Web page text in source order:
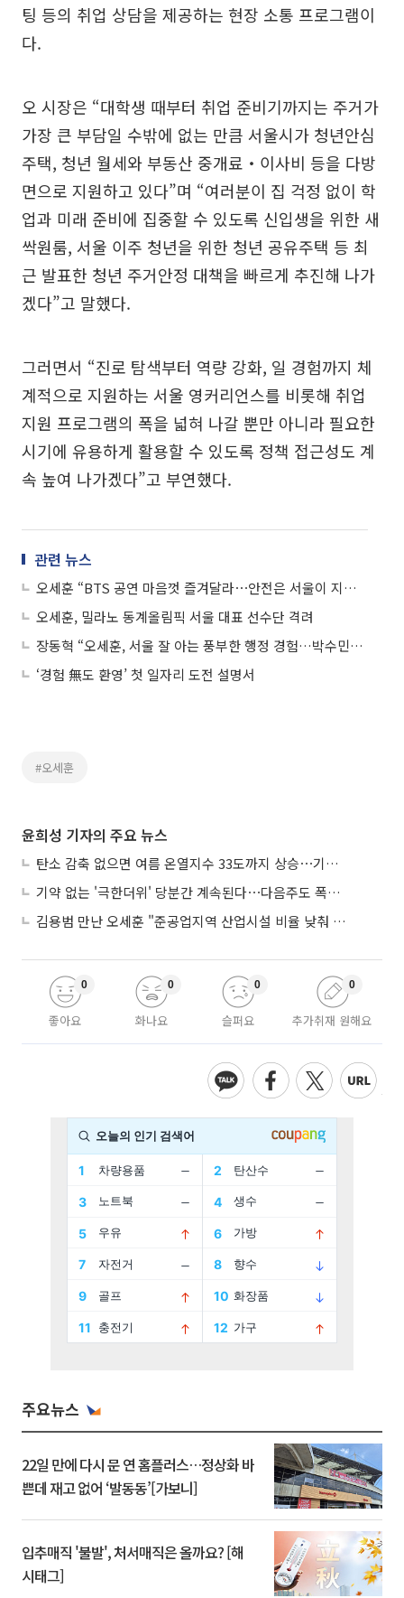
팅 등의 취업 상담을 제공하는 현장 소통 프로그램이
다.
오 시장은 “대학생 때부터 취업 준비기까지는 주거가
가장 큰 부담일 수밖에 없는 만큼 서울시가 청년안심
주택, 청년 월세와 부동산 중개료‧이사비 등을 다방
면으로 지원하고 있다”며 “여러분이 집 걱정 없이 학
업과 미래 준비에 집중할 수 있도록 신입생을 위한 새
싹원룸, 서울 이주 청년을 위한 청년 공유주택 등 최
근 발표한 청년 주거안정 대책을 빠르게 추진해 나가
겠다”고 말했다.
그러면서 “진로 탐색부터 역량 강화, 일 경험까지 체
계적으로 지원하는 서울 영커리언스를 비롯해 취업
지원 프로그램의 폭을 넓혀 나갈 뿐만 아니라 필요한
시기에 유용하게 활용할 수 있도록 정책 접근성도 계
속 높여 나가겠다”고 부연했다.
관련 뉴스
오세훈 “BTS 공연 마음껏 즐겨달라⋯안전은 서울이 지키겠다”
오세훈, 밀라노 동계올림픽 서울 대표 선수단 격려
장동혁 “오세훈, 서울 잘 아는 풍부한 행정 경험…박수민과 좋은 경선할 것”
‘경험 無도 환영’ 첫 일자리 도전 설명서
#오세훈
윤희성 기자의 주요 뉴스
탄소 감축 없으면 여름 온열지수 33도까지 상승⋯기상청, 2100년 미래전망
기약 없는 '극한더위' 당분간 계속된다⋯다음주도 폭염·열대야 지속
김용범 만난 오세훈 "준공업지역 산업시설 비율 낮춰 공급 늘려야"
좋아요
0
화나요
0
슬퍼요
0
추가취재 원해요
0
주요뉴스
22일 만에 다시 문 연 홈플러스…정상화 바
쁜데 재고 없어 ‘발동동’[가보니]
입추매직 '불발', 처서매직은 올까요? [해
시태그]